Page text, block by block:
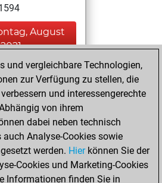
August
You won
Fritz
Fritz
Juli 17,
You created
Fritz account
und vergleichbare Technologien,
zur Verfügung zu stellen, die
und interessengerechte
von ihrem
dabei neben technisch
Analyse-Cookies sowie
werden. Hierkönnen Sie der
Cookies und Marketing-Cookies
Informationen finden Sie in